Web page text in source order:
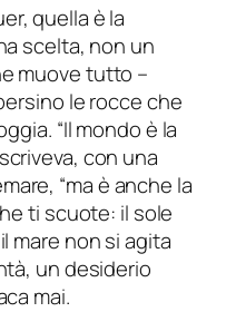
quella è la
scelta, non un
muove tutto –
le rocce che
“Il mondo è la
con una
“ma è anche la
ti scuote: il sole
mare non si agita
un desiderio
mai.